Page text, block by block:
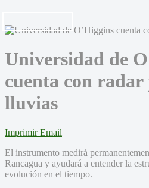
Universidad de
cuenta con
lluvias
Imprimir Email
El instrumento medirá
Rancagua y ayudará a entender la
evolución en el tiempo.